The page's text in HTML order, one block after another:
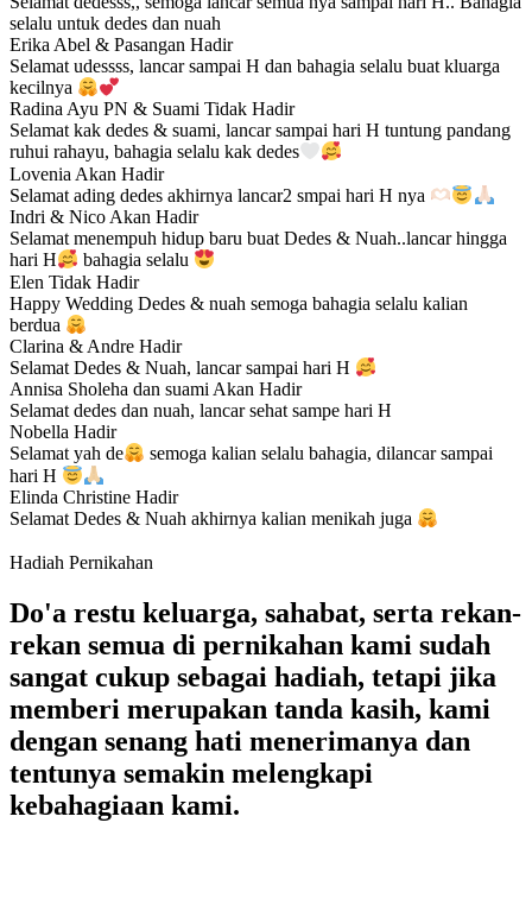
selalu untuk dedes dan nuah
Erika Abel & Pasangan Hadir
Selamat udessss, lancar sampai H dan bahagia selalu buat kluarga
kecilnya
Radina Ayu PN & Suami Tidak Hadir
Selamat kak dedes & suami, lancar sampai hari H tuntung pandang
ruhui rahayu, bahagia selalu kak dedes
Lovenia Akan Hadir
Selamat ading dedes akhirnya lancar2 smpai hari H nya
Indri & Nico Akan Hadir
Selamat menempuh hidup baru buat Dedes & Nuah..lancar hingga
hari H
bahagia selalu
Elen Tidak Hadir
Happy Wedding Dedes & nuah semoga bahagia selalu kalian
berdua
Clarina & Andre Hadir
Selamat Dedes & Nuah, lancar sampai hari H
Annisa Sholeha dan suamiAkan Hadir
Selamat dedes dan nuah, lancar sehat sampe hari H
Nobella Hadir
Selamat yah de
semoga kalian selalu bahagia, dilancar sampai
hari H
Elinda Christine Hadir
Selamat Dedes & Nuah akhirnya kalian menikah juga
Hadiah Pernikahan
Do'a restu keluarga, sahabat, serta rekan-
rekan semua di pernikahan kami sudah
sangat cukup sebagai hadiah, tetapi jika
memberi merupakan tanda kasih, kami
dengan senang hati menerimanya dan
tentunya semakin melengkapi
kebahagiaan kami.